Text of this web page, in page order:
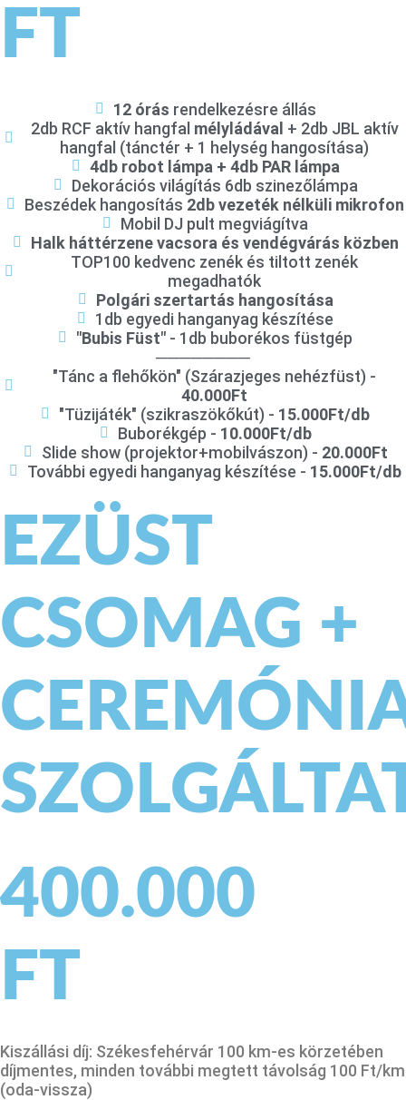
FT
12 órás rendelkezésre állás
2db RCF aktív hangfal mélyládával + 2db JBL aktív
hangfal (tánctér + 1 helység hangosítása)
4db robot lámpa + 4db PAR lámpa
Dekorációs világítás 6db szinezőlámpa
Beszédek hangosítás 2db vezeték nélküli mikrofon
Mobil DJ pult megviágítva
Halk háttérzene vacsora és vendégvárás közben
TOP100 kedvenc zenék és tiltott zenék
megadhatók
Polgári szertartás hangosítása
1db egyedi hanganyag készítése
"Bubis Füst" - 1db buborékos füstgép
────────
"Tánc a flehőkön" (Szárazjeges nehézfüst) -
40.000Ft
"Tüzijáték" (szikraszökőkút) - 15.000Ft/db
Buborékgép - 10.000Ft/db
Slide show (projektor+mobilvászon) - 20.000Ft
További egyedi hanganyag készítése - 15.000Ft/db
EZÜST
CSOMAG +
400.000
FT
Kiszállási díj: Székesfehérvár 100 km-es körzetében
díjmentes, minden további megtett távolság 100 Ft/km
(oda-vissza)